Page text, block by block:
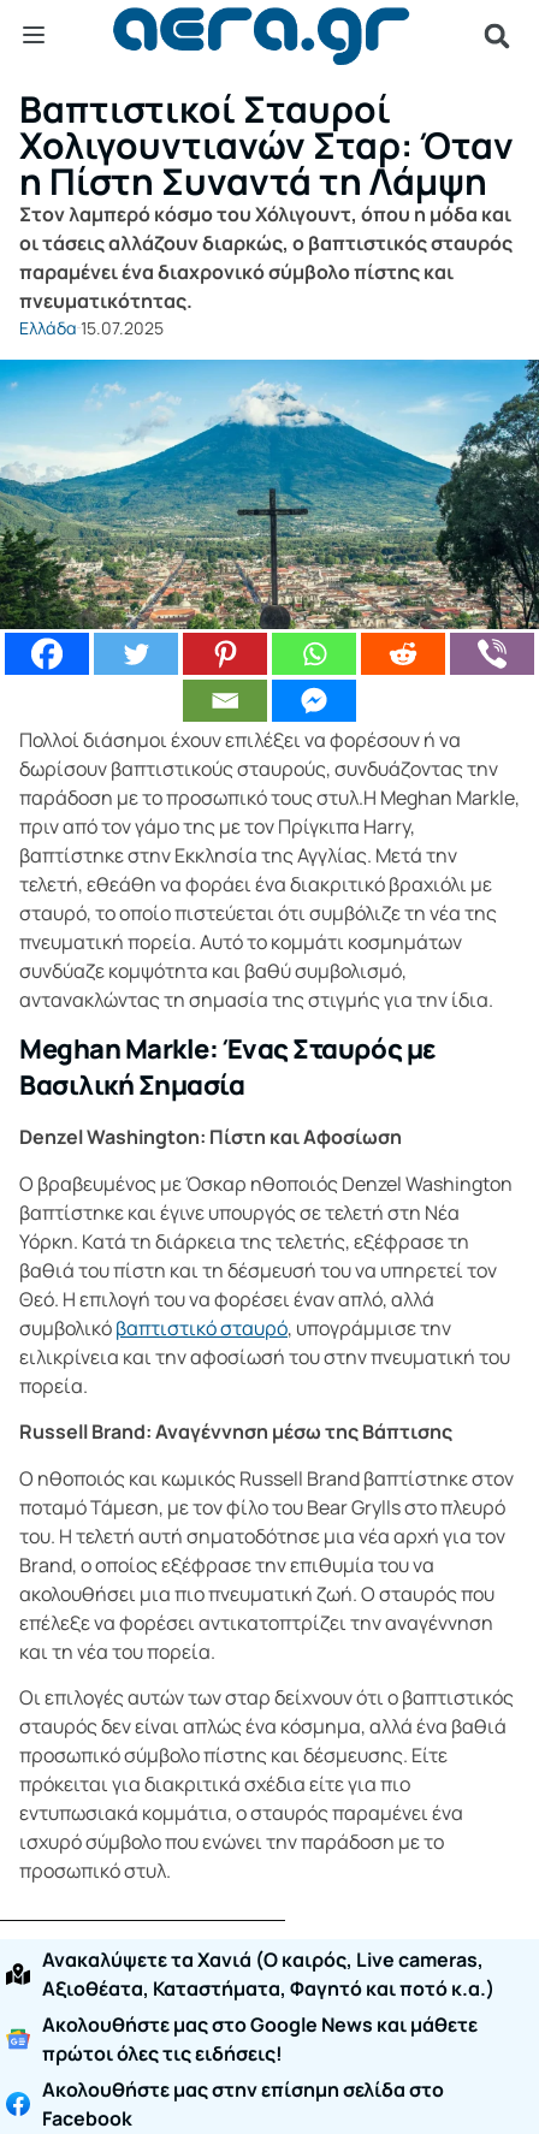
Βαπτιστικοί Σταυροί
Χολιγουντιανών Σταρ: Όταν
η Πίστη Συναντά τη Λάμψη
Στον λαμπερό κόσμο του Χόλιγουντ, όπου η μόδα και
οι τάσεις αλλάζουν διαρκώς, ο βαπτιστικός σταυρός
παραμένει ένα διαχρονικό σύμβολο πίστης και
πνευματικότητας.
Ελλάδα 15.07.2025
Πολλοί διάσημοι έχουν επιλέξει να φορέσουν ή να
δωρίσουν βαπτιστικούς σταυρούς, συνδυάζοντας την
παράδοση με το προσωπικό τους στυλ.Η Meghan Markle,
πριν από τον γάμο της με τον Πρίγκιπα Harry,
βαπτίστηκε στην Εκκλησία της Αγγλίας. Μετά την
τελετή, εθεάθη να φοράει ένα διακριτικό βραχιόλι με
σταυρό, το οποίο πιστεύεται ότι συμβόλιζε τη νέα της
πνευματική πορεία. Αυτό το κομμάτι κοσμημάτων
συνδύαζε κομψότητα και βαθύ συμβολισμό,
αντανακλώντας τη σημασία της στιγμής για την ίδια.
Meghan Markle: Ένας Σταυρός με
Βασιλική Σημασία
Denzel Washington: Πίστη και Αφοσίωση
Ο βραβευμένος με Όσκαρ ηθοποιός Denzel Washington
βαπτίστηκε και έγινε υπουργός σε τελετή στη Νέα
Υόρκη. Κατά τη διάρκεια της τελετής, εξέφρασε τη
βαθιά του πίστη και τη δέσμευσή του να υπηρετεί τον
Θεό. Η επιλογή του να φορέσει έναν απλό, αλλά
συμβολικόβαπτιστικό σταυρό, υπογράμμισε την
ειλικρίνεια και την αφοσίωσή του στην πνευματική του
πορεία.
Russell Brand: Αναγέννηση μέσω της Βάπτισης
Ο ηθοποιός και κωμικός Russell Brand βαπτίστηκε στον
ποταμό Τάμεση, με τον φίλο του Bear Grylls στο πλευρό
του. Η τελετή αυτή σηματοδότησε μια νέα αρχή για τον
Brand, ο οποίος εξέφρασε την επιθυμία του να
ακολουθήσει μια πιο πνευματική ζωή. Ο σταυρός που
επέλεξε να φορέσει αντικατοπτρίζει την αναγέννηση
και τη νέα του πορεία.
Οι επιλογές αυτών των σταρ δείχνουν ότι ο βαπτιστικός
σταυρός δεν είναι απλώς ένα κόσμημα, αλλά ένα βαθιά
προσωπικό σύμβολο πίστης και δέσμευσης. Είτε
πρόκειται για διακριτικά σχέδια είτε για πιο
εντυπωσιακά κομμάτια, ο σταυρός παραμένει ένα
ισχυρό σύμβολο που ενώνει την παράδοση με το
προσωπικό στυλ.
Ανακαλύψετε τα Χανιά (O καιρός, Live cameras,
Αξιοθέατα, Καταστήματα, Φαγητό και ποτό κ.α.)
Ακολουθήστε μας στο Google News και μάθετε
πρώτοι όλες τις ειδήσεις!
Ακολουθήστε μας στην επίσημη σελίδα στο
Facebook